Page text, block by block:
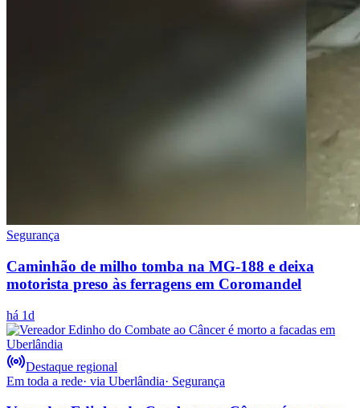
Segurança
Caminhão de milho tomba na MG-188 e deixa
motorista preso às ferragens em Coromandel
há 1d
Destaque regional
Em toda a rede· via Uberlândia· Segurança